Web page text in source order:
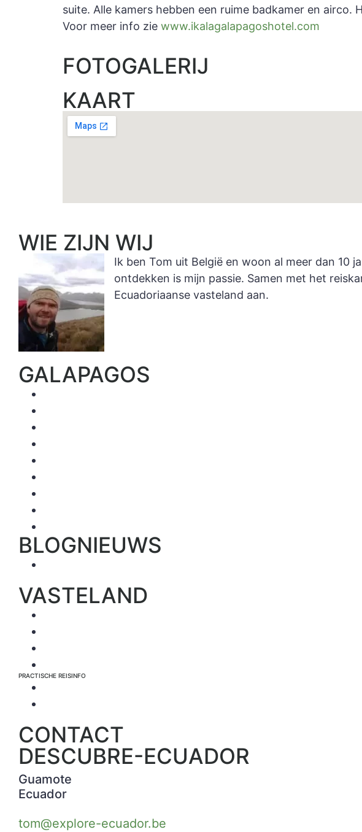
suite. Alle kamers hebben een ruime badkamer en
Voor meer info zie www.ikalagalapagoshotel.com
FOTOGALERIJ
KAART
WIE ZIJN WIJ
Ik ben Tom uit België en woon al meer dan 10
ontdekken is mijn passie. Samen met het
Ecuadoriaanse vasteland aan.
GALAPAGOS
BLOGNIEUWS
VASTELAND
PRACTISCHE REISINFO
CONTACT
DESCUBRE-ECUADOR
Guamote
Ecuador
tom@explore-ecuador.be